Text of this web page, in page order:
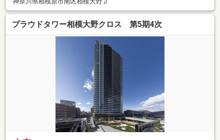
プラウドタワー相模大野クロス 第5期4次